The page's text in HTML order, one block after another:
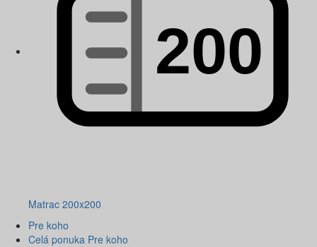
Matrac 200x200
Pre koho
Celá ponuka Pre koho